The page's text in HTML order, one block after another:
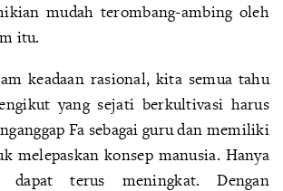
mudah terombang-ambing oleh
itu.
keadaan rasional, kita semua tahu
yang sejati berkultivasi harus
Fa sebagai guru dan memiliki
melepaskan konsep manusia. Hanya
terus meningkat. Dengan